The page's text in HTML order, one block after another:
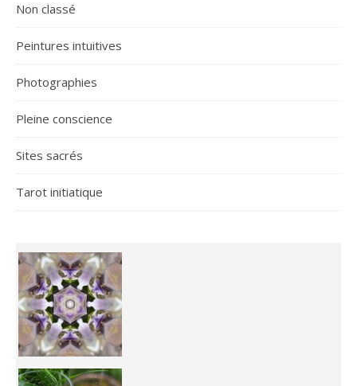
Non classé
Peintures intuitives
Photographies
Pleine conscience
Sites sacrés
Tarot initiatique